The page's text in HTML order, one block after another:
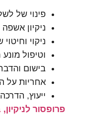
פינוי של
ניקיון
ניקוי
וטיפול
בישום
אחריות על
ייעוץ,
פרופסור